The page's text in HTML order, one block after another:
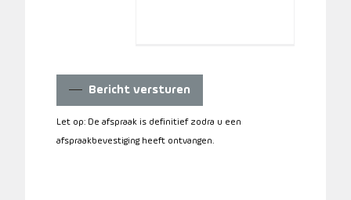
Bericht versturen
Let op: De afspraak is definitief zodra u een
afspraakbevestiging heeft ontvangen.